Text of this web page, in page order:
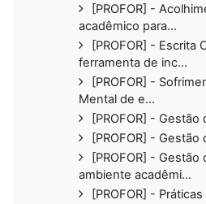
[PROFOR] -
acadêmico para...
[PROFOR] - Escrita
ferramenta de inc...
[PROFOR] -
Mental de e...
[PROFOR] -
[PROFOR] -
[PROFOR] -
ambiente acadêmi...
[PROFOR] -